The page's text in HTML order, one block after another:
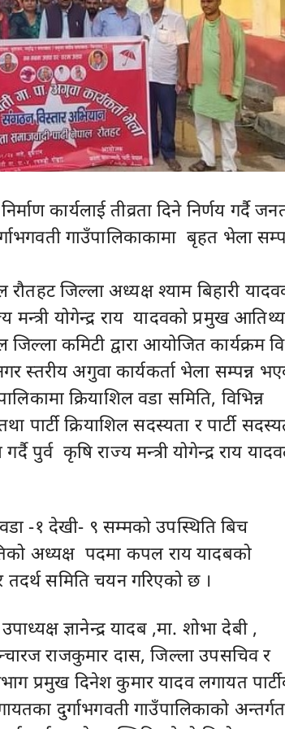
कार्यलाई तीव्रता दिने निर्णय गर्दै
गाउँपालिकाकामा बृहत भेला
रौतहट जिल्ला अध्यक्ष श्याम बिहारी
मन्त्री योगेन्द्र राय यादवको प्रमुख
जिल्ला कमिटी द्वारा आयोजित कार्यक्रम
स्तरीय अगुवा कार्यकर्ता भेला सम्पन्न
क्रियाशिल वडा समिति, विभिन्न
पार्टी क्रियाशिल सदस्यता र पार्टी
पुर्व कृषि राज्य मन्त्री योगेन्द्र राय
-१ देखी- ९ सम्मको उपस्थिति बिच
अध्यक्ष पदमा कपल राय यादबको
समिति चयन गरिएको छ ।
ज्ञानेन्द्र यादब ,मा. शोभा देबी ,
राजकुमार दास, जिल्ला उपसचिव र
प्रमुख दिनेश कुमार यादव लगायत
दुर्गाभगवती गाउँपालिकाको